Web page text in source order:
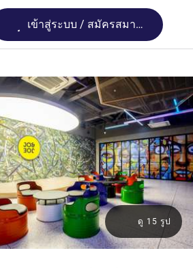
Loading...
เข้าสู่ระบบ / สมัครสมาชิก
ดู 15 รูป